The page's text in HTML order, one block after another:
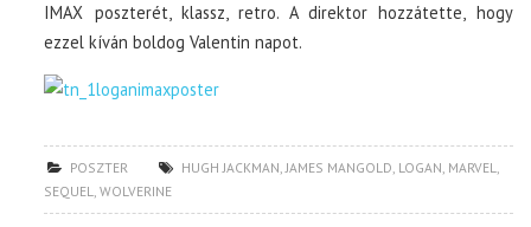
IMAX poszterét, klassz, retro. A direktor hozzátette, hogy
ezzel kíván boldog Valentin napot.
POSZTER HUGH JACKMAN,JAMES MANGOLD, LOGAN, MARVEL,
SEQUEL,WOLVERINE